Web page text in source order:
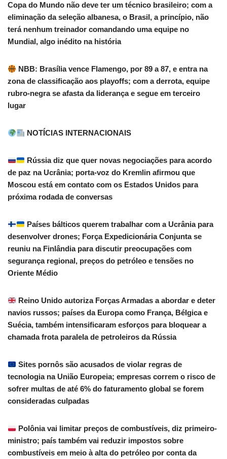
Copa do Mundo não deve ter um técnico brasileiro; com a
eliminação da seleção albanesa, o Brasil, a princípio, não
terá nenhum treinador comandando uma equipe no
Mundial, algo inédito na história
NBB: Brasília vence Flamengo, por 89 a 87, e entra na
zona de classificação aos playoffs; com a derrota, equipe
rubro-negra se afasta da liderança e segue em terceiro
lugar
NOTÍCIAS INTERNACIONAIS
Rússia diz que quer novas negociações para acordo
de paz na Ucrânia; porta-voz do Kremlin afirmou que
Moscou está em contato com os Estados Unidos para
próxima rodada de conversas
Países bálticos querem trabalhar com a Ucrânia para
desenvolver drones; Força Expedicionária Conjunta se
reuniu na Finlândia para discutir preocupações com
segurança regional, preços do petróleo e tensões no
Oriente Médio
Reino Unido autoriza Forças Armadas a abordar e deter
navios russos; países da Europa como França, Bélgica e
Suécia, também intensificaram esforços para bloquear a
chamada frota paralela de petroleiros da Rússia
Sites pornôs são acusados de violar regras de
tecnologia na União Europeia; empresas correm o risco de
sofrer multas de até 6% do faturamento global se forem
consideradas culpadas
Polônia vai limitar preços de combustíveis, diz primeiro-
ministro; país também vai reduzir impostos sobre
combustíveis em meio à alta do petróleo por conta da